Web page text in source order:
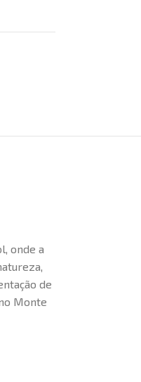
onde a
de
Monte